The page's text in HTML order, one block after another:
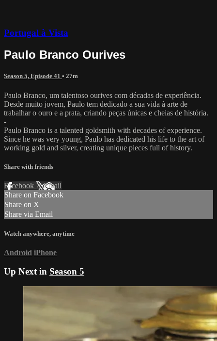
Portugal à Vista
Paulo Branco Ourives
Season 5, Episode 41 • 27m
Paulo Branco, um talentoso ourives com décadas de experiência.
Desde muito jovem, Paulo tem dedicado a sua vida à arte de
trabalhar o ouro e a prata, criando peças únicas e cheias de história.
-
Paulo Branco is a talented goldsmith with decades of experience.
Since he was very young, Paulo has dedicated his life to the art of
working gold and silver, creating unique pieces full of history.
Share with friends
Facebook XEmail
Share on Facebook
Share on X
Share via Email
Watch anywhere, anytime
Android iPhone
Up Next in Season 5